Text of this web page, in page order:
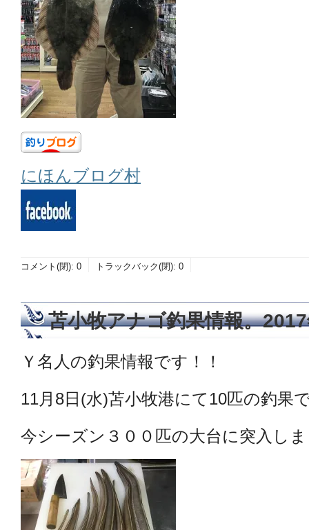
にほんブログ村
コメント(閉): 0 トラックバック(閉): 0
苫小牧アナゴ釣果情報。
Ｙ名人の釣果情報です！！
11月8日(水)苫小牧港にて10匹の釣果
今シーズン３００匹の大台に突入し